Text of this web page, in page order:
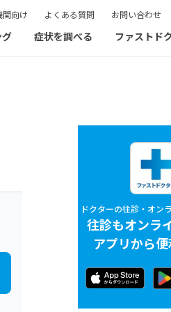
関向け よくある質問 お問い合わせ
症状を調べる ファストド
ドクターの往診・オン
往診もオンラ
アプリから